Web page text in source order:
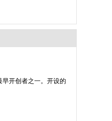
开创者之一。开设的